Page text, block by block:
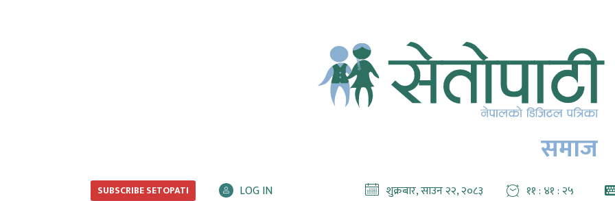
समाज
SUBSCRIBE SETOPATI LOG IN शुक्रबार, साउन २२, २०८३ ११ : ४१ : २६